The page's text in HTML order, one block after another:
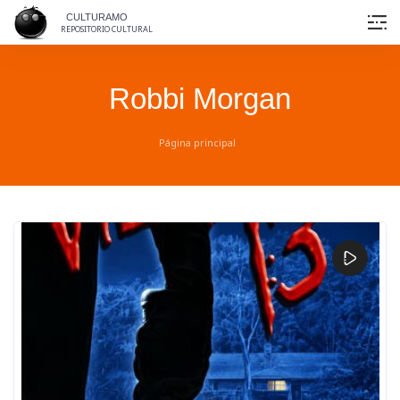
content
CULTURAMO
REPOSITORIO CULTURAL
Robbi Morgan
Página principal